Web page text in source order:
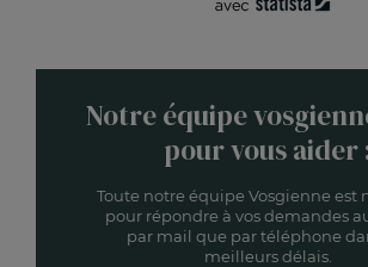
Notre équipe
pour vous aider
Toute notre équipe Vosgienne est
pour répondre à vos demandes
par mail que par téléphone
meilleurs délais.